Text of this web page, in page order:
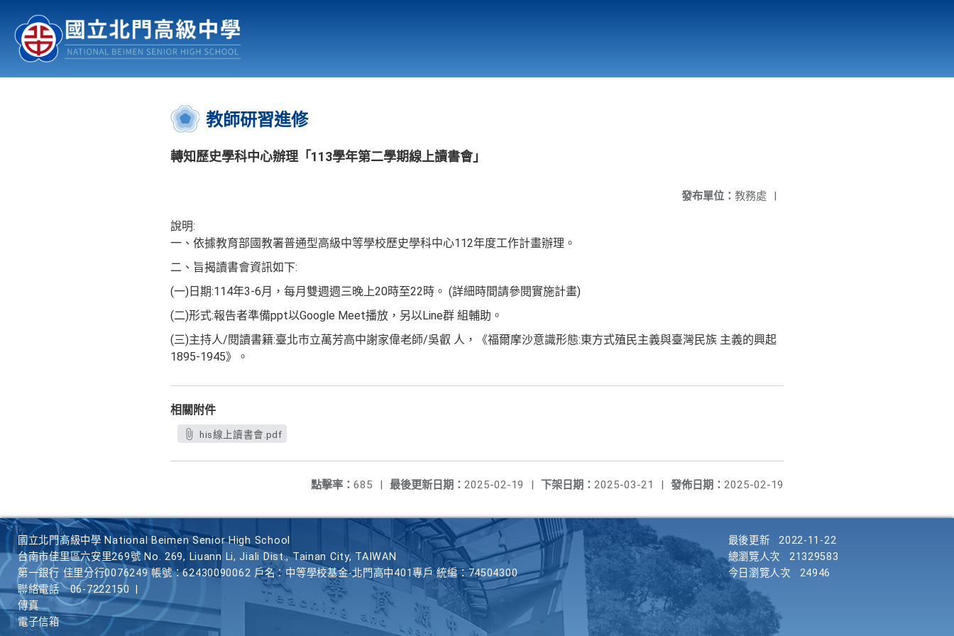
認識北中 行事曆
:::
教師研習進修
轉知歷史學科中心辦理「113學年第二學期線上讀書會」
發布單位： 教務處 |
說明:
一、依據教育部國教署普通型高級中等學校歷史學科中心112年度工作計畫辦理。
二、旨揭讀書會資訊如下:
(一)日期:114年3-6月，每月雙週週三晚上20時至22時。 (詳細時間請參閱實施計畫)
(二)形式:報告者準備ppt以Google Meet播放，另以Line群 組輔助。
(三)主持人/閱讀書籍:臺北市立萬芳高中謝家偉老師/吳叡 人，《福爾摩沙意識形態:東方式殖民主義與臺灣民族 主義的興起
1895-1945》。
相關附件
his線上讀書會.pdf
發佈日期： 2025-02-19
下架日期： 2025-03-21 |
最後更新日期： 2025-02-19 |
點擊率： 685 |
國立北門高級中學 National Beimen Senior High School
台南市佳里區六安里269號 No. 269, Liuann Li, Jiali Dist., Tainan City, TAIWAN
第一銀行 佳里分行0076249 帳號：62430090062 戶名：中等學校基金-北門高中401專戶 統編：74504300
聯絡電話
06-7222150
傳真
電子信箱
最後更新
2022-11-22
總瀏覽人次
21329583
今日瀏覽人次
24946